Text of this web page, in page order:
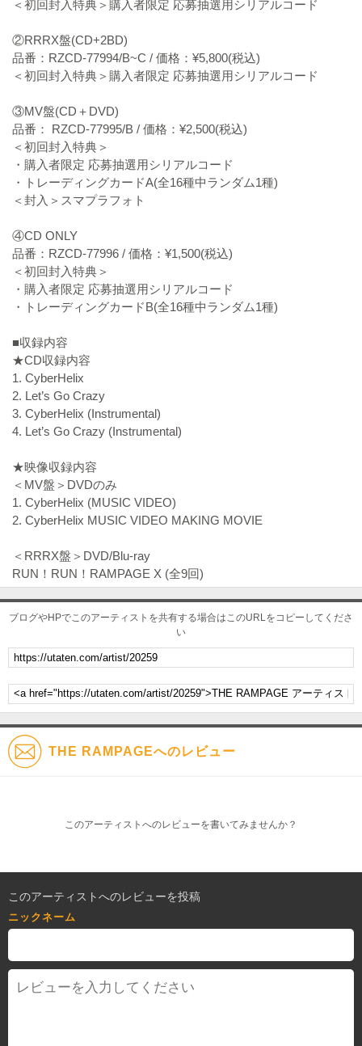
＜初回封入特典＞購入者限定 応募抽選用シリアルコード
②RRRX盤(CD+2BD)
品番：RZCD-77994/B~C / 価格：¥5,800(税込)
＜初回封入特典＞購入者限定 応募抽選用シリアルコード
③MV盤(CD＋DVD)
品番： RZCD-77995/B / 価格：¥2,500(税込)
＜初回封入特典＞
・購入者限定 応募抽選用シリアルコード
・トレーディングカードA(全16種中ランダム1種)
＜封入＞スマプラフォト
④CD ONLY
品番：RZCD-77996 / 価格：¥1,500(税込)
＜初回封入特典＞
・購入者限定 応募抽選用シリアルコード
・トレーディングカードB(全16種中ランダム1種)
■収録内容
★CD収録内容
1. CyberHelix
2. Let’s Go Crazy
3. CyberHelix (Instrumental)
4. Let’s Go Crazy (Instrumental)
★映像収録内容
＜MV盤＞DVDのみ
1. CyberHelix (MUSIC VIDEO)
2. CyberHelix MUSIC VIDEO MAKING MOVIE
＜RRRX盤＞DVD/Blu-ray
RUN！RUN！RAMPAGE X (全9回)
ブログやHPでこのアーティストを共有する場合はこのURLをコピーしてくださ
い
THE RAMPAGEへのレビュー
このアーティストへのレビューを書いてみませんか？
このアーティストへのレビューを投稿
ニックネーム